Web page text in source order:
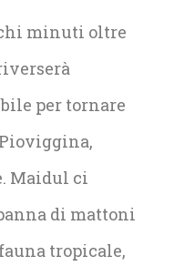
minuti oltre
per tornare
Maidul ci
di mattoni
tropicale,